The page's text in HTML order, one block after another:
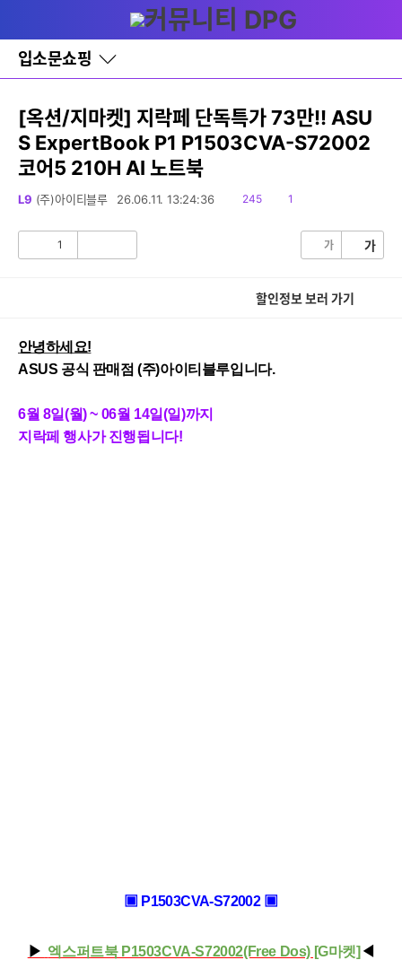
와
홈
입소문쇼핑
바
로
기
레
이
어
창
글
[옥션/지마켓] 지락페 단독특가 73만!! ASU
S ExpertBook P1 P1503CVA-S72002
코어5 210H AI 노트북
L9 (주)아이티블루 26.06.11. 13:24:36
읽
245
댓1
1 가 가
할인정보 보러 가기
안녕하세요!
ASUS 공식 판매점 (주)아이티블루입니다.
6월 8일(월) ~ 06월 14일(일)까지
지락페 행사가 진행됩니다!
▣ P1503CVA-S72002 ▣
▶ 엑스퍼트북 P1503CVA-S72002(Free Dos) [G마켓] ◀
세부정보 열기/접기